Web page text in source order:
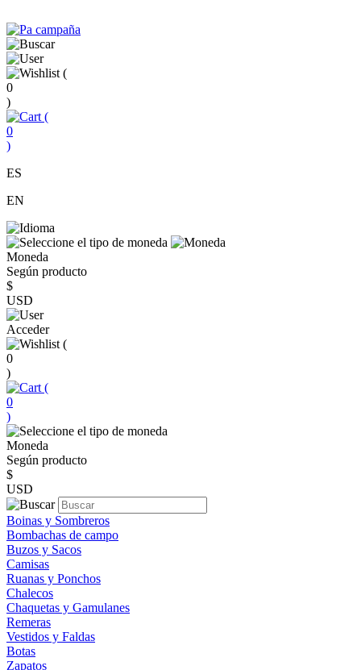
(
0
)
(
0
)
ES
EN
Moneda
Según producto
$
USD
Acceder
(
0
)
(
0
)
Moneda
Según producto
$
USD
Boinas y Sombreros
Bombachas de campo
Buzos y Sacos
Camisas
Ruanas y Ponchos
Chalecos
Chaquetas y Gamulanes
Remeras
Vestidos y Faldas
Botas
Zapatos